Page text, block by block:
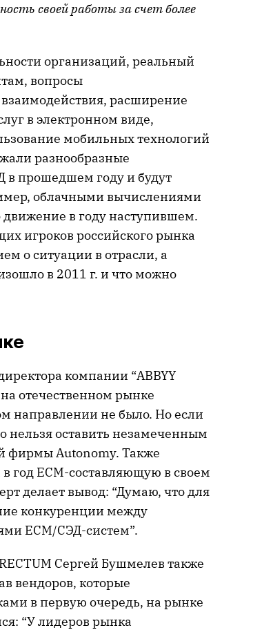
своей работы за счет более
организаций, реальный
вопросы
расширение
в электронном виде,
мобильных технологий
разнообразные
в прошедшем году и будут
облачными вычислениями
в году наступившем.
игроков российского рынка
о ситуации в отрасли, а
в 2011 г. и что можно
компании “ABBYY
отечественном рынке
направлении не было. Но если
нельзя оставить незамеченным
фирмы Autonomy. Также
год ECM-составляющую в своем
делает вывод: “Думаю, что для
конкуренции между
ECM/СЭД-систем”.
Сергей Бушмелев также
вендоров, которые
в первую очередь, на рынке
“У лидеров рынка